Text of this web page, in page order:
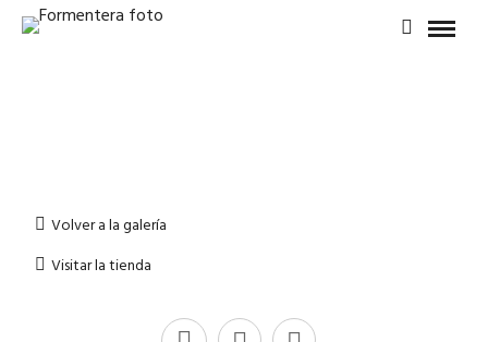
Volver a la galería
Visitar la tienda